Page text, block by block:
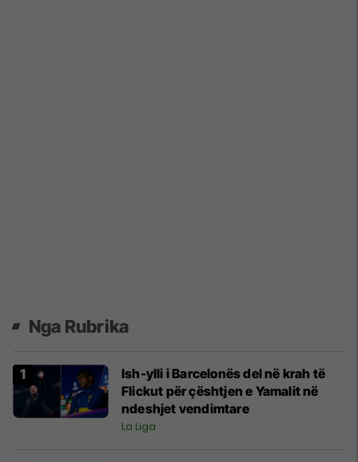
Nga Rubrika
Ish-ylli i Barcelonës del në krah të
Flickut për çështjen e Yamalit në
ndeshjet vendimtare
La Liga